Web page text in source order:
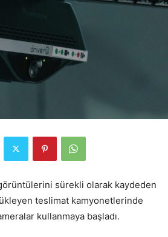
sürekli olarak kaydeden
teslimat kamyonetlerinde
kullanmaya başladı.